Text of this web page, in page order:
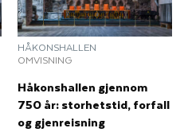
HÅKONSHALLEN
OMVISNING
Håkonshallen gjennom
750 år: storhetstid, forfall
og gjenreisning